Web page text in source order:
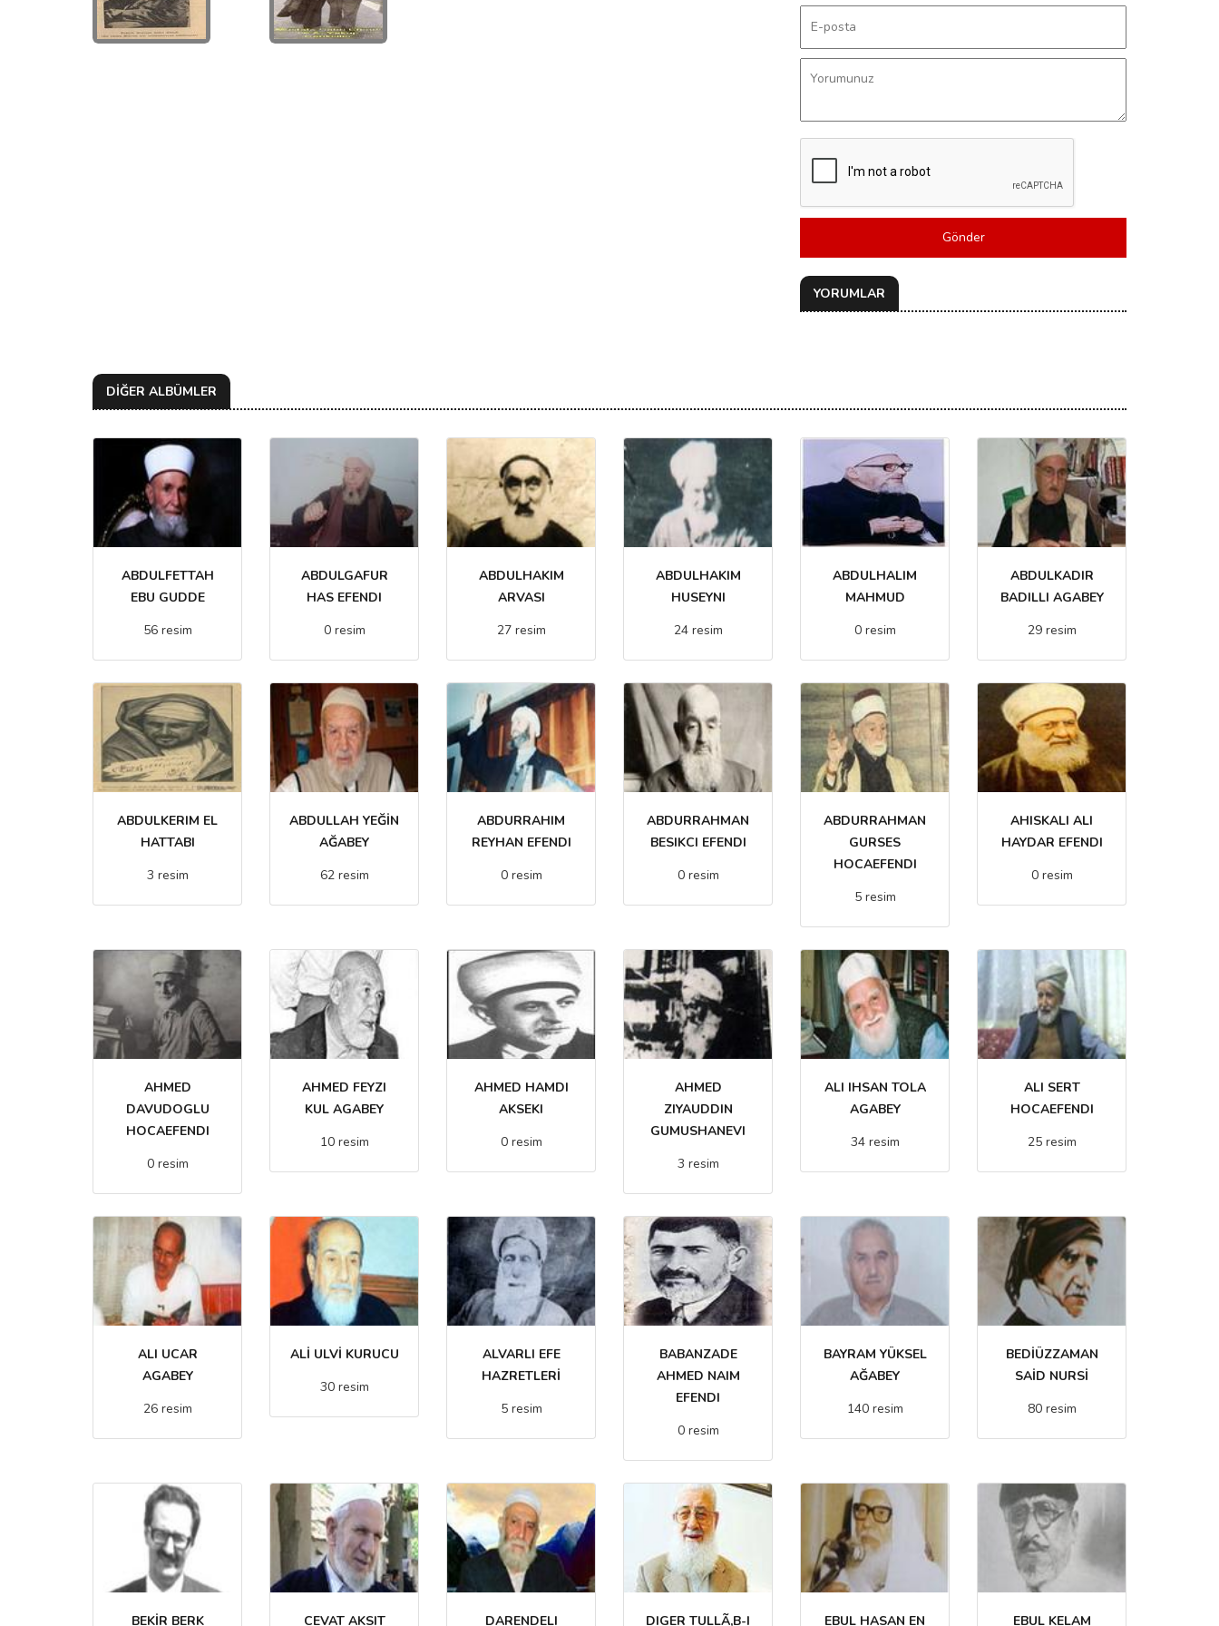
Gönder
YORUMLAR
DİĞER ALBÜMLER
ABDULFETTAH
EBU GUDDE
56 resim
ABDULGAFUR
HAS EFENDI
0 resim
ABDULHAKIM
ARVASI
27 resim
ABDULHAKIM
HUSEYNI
24 resim
ABDULHALIM
MAHMUD
0 resim
ABDULKADIR
BADILLI AGABEY
29 resim
ABDULKERIM EL
HATTABI
3 resim
ABDULLAH YEĞİN
AĞABEY
62 resim
ABDURRAHIM
REYHAN EFENDI
0 resim
ABDURRAHMAN
BESIKCI EFENDI
0 resim
ABDURRAHMAN
GURSES
HOCAEFENDI
5 resim
AHISKALI ALI
HAYDAR EFENDI
0 resim
AHMED
DAVUDOGLU
HOCAEFENDI
0 resim
AHMED FEYZI
KUL AGABEY
10 resim
AHMED HAMDI
AKSEKI
0 resim
AHMED
ZIYAUDDIN
GUMUSHANEVI
3 resim
ALI IHSAN TOLA
AGABEY
34 resim
ALI SERT
HOCAEFENDI
25 resim
ALI UCAR
AGABEY
26 resim
ALİ ULVİ KURUCU
30 resim
ALVARLI EFE
HAZRETLERİ
5 resim
BABANZADE
AHMED NAIM
EFENDI
0 resim
BAYRAM YÜKSEL
AĞABEY
140 resim
BEDİÜZZAMAN
SAİD NURSİ
80 resim
BEKİR BERK CEVAT AKSIT DARENDELI DIGER TULLÃ‚B-I EBUL HASAN EN EBUL KELAM